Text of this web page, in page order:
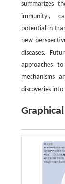
summarizes
immunity，
potential in
new
diseases.
approaches
mechanisms
discoveries